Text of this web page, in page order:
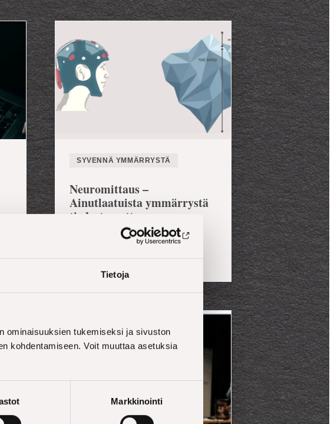
Tietoja
ominaisuuksien tukemiseksi ja sivuston
kohdentamiseen. Voit muuttaa asetuksia
Markkinointi
SYVENNÄ YMMÄRRYSTÄ
Neuromittaus –
Ainutlaatuista ymmärrystä
tiedostamattoman
reaktioista